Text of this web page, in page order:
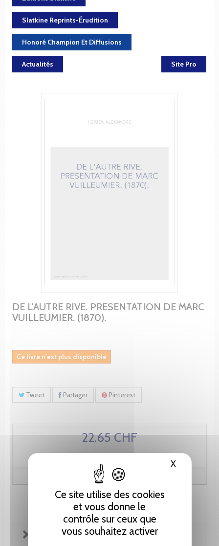
Ce site utilise des cookies
et vous donne le
contrôle sur ceux que
vous souhaitez activer
XMasquer
Slatkine Reprints-Érudition
Honoré Champion Et Diffusions
Actualités Site Pro
DE L'AUTRE RIVE. PRESENTATION DE MARC
VUILLEUMIER. (1870).
Ce livre n'est plus disponible
Tweet Partager Pinterest
22.65 CHF
FICHE TECHNIQUE